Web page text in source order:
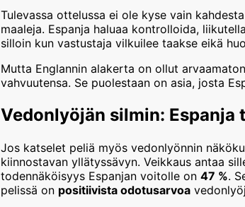
Tulevassa ottelussa ei ole kyse vain
maaleja. Espanja haluaa kontrolloida,
silloin kun vastustaja vilkuilee taakse eikä
Mutta Englannin alakerta on ollut
vahvuutensa. Se puolestaan on asia, josta
Vedonlyöjän silmin: Espanja
Jos katselet peliä myös vedonlyönnin
kiinnostavan yllätyssävyn. Veikkaus antaa
todennäköisyys Espanjan voitolle on 47 %.
pelissä on positiivista odotusarvoa